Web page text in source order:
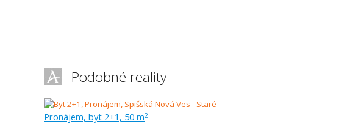
Podobné reality
Pronájem, byt 2+1, 50 m2